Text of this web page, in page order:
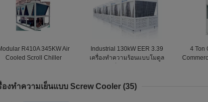
R410A 345KW Air
Cooled Scroll Chiller
Industrial 130kW EER 3.39
เครื่องทำความร้อนแบบโมดูล
4 Ton
องทำความเย็นแบบ Screw Cooler (35)